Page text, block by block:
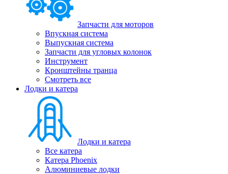
Запчасти для моторов
Впускная система
Выпускная система
Запчасти для угловых колонок
Инструмент
Кронштейны транца
Смотреть все
Лодки и катера
Лодки и катера
Все катера
Катера Phoenix
Алюминиевые лодки